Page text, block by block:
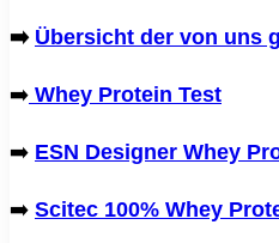
➡️ Übersicht der von uns
➡️ Whey Protein Test
➡️ ESN Designer Whey
➡️ Scitec 100% Whey